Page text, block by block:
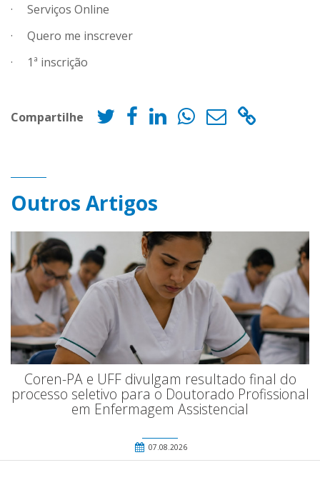
· Serviços Online
· Quero me inscrever
· 1ª inscrição
Compartilhe
Outros Artigos
Coren-PA e UFF divulgam resultado final do
processo seletivo para o Doutorado Profissional
em Enfermagem Assistencial
07.08.2026